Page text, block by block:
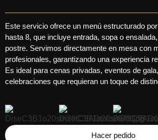
Este servicio ofrece un menú estructurado
hasta 8, que incluye entrada, sopa o
postre. Servimos directamente en mesa con
profesionales, garantizando una experiencia
Es ideal para cenas privadas, eventos de
celebraciones que requieran un toque de
Hacer pedido